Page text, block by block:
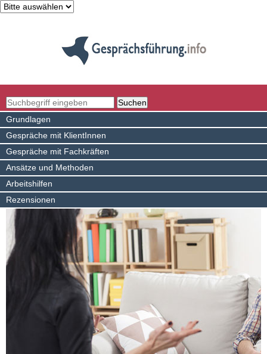
Grundlagen
Gespräche mit KlientInnen
Gespräche mit Fachkräften
Ansätze und Methoden
Arbeitshilfen
Rezensionen